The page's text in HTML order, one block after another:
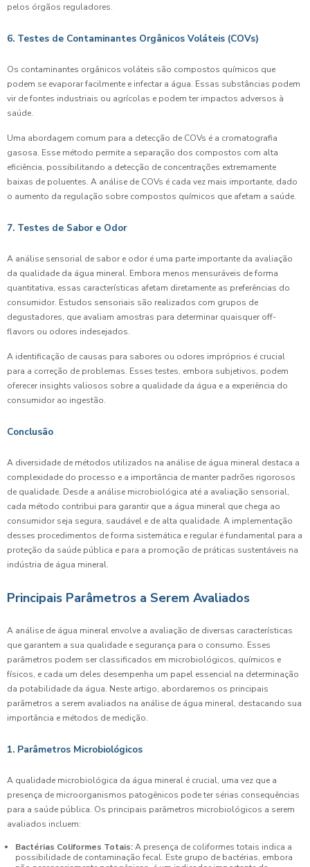
pelos órgãos reguladores.
6. Testes de Contaminantes Orgânicos Voláteis (COVs)
Os contaminantes orgânicos voláteis são compostos químicos que
podem se evaporar facilmente e infectar a água. Essas substâncias podem
vir de fontes industriais ou agrícolas e podem ter impactos adversos à
saúde.
Uma abordagem comum para a detecção de COVs é a cromatografia
gasosa. Esse método permite a separação dos compostos com alta
eficiência, possibilitando a detecção de concentrações extremamente
baixas de poluentes. A análise de COVs é cada vez mais importante, dado
o aumento da regulação sobre compostos químicos que afetam a saúde.
7. Testes de Sabor e Odor
A análise sensorial de sabor e odor é uma parte importante da avaliação
da qualidade da água mineral. Embora menos mensuráveis de forma
quantitativa, essas características afetam diretamente as preferências do
consumidor. Estudos sensoriais são realizados com grupos de
degustadores, que avaliam amostras para determinar quaisquer off-
flavors ou odores indesejados.
A identificação de causas para sabores ou odores impróprios é crucial
para a correção de problemas. Esses testes, embora subjetivos, podem
oferecer insights valiosos sobre a qualidade da água e a experiência do
consumidor ao ingestão.
Conclusão
A diversidade de métodos utilizados na análise de água mineral destaca a
complexidade do processo e a importância de manter padrões rigorosos
de qualidade. Desde a análise microbiológica até a avaliação sensorial,
cada método contribui para garantir que a água mineral que chega ao
consumidor seja segura, saudável e de alta qualidade. A implementação
desses procedimentos de forma sistemática e regular é fundamental para a
proteção da saúde pública e para a promoção de práticas sustentáveis na
indústria de água mineral.
Principais Parâmetros a Serem Avaliados
A análise de água mineral envolve a avaliação de diversas características
que garantem a sua qualidade e segurança para o consumo. Esses
parâmetros podem ser classificados em microbiológicos, químicos e
físicos, e cada um deles desempenha um papel essencial na determinação
da potabilidade da água. Neste artigo, abordaremos os principais
parâmetros a serem avaliados na análise de água mineral, destacando sua
importância e métodos de medição.
1. Parâmetros Microbiológicos
A qualidade microbiológica da água mineral é crucial, uma vez que a
presença de microorganismos patogênicos pode ter sérias consequências
para a saúde pública. Os principais parâmetros microbiológicos a serem
avaliados incluem:
Bactérias Coliformes Totais:A presença de coliformes totais indica a
possibilidade de contaminação fecal. Este grupo de bactérias, embora